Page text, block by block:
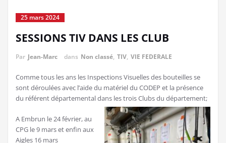
25 mars 2024
SESSIONS TIV DANS LES CLUB
Par Jean-Marc dans Non classé, TIV, VIE FEDERALE
Comme tous les ans les Inspections Visuelles des bouteilles se
sont déroulées avec l’aide du matériel du CODEP et la présence
du référent départemental dans les trois Clubs du département;
A Embrun le 24 février, au
CPG le 9 mars et enfin aux
Aigles 16 mars